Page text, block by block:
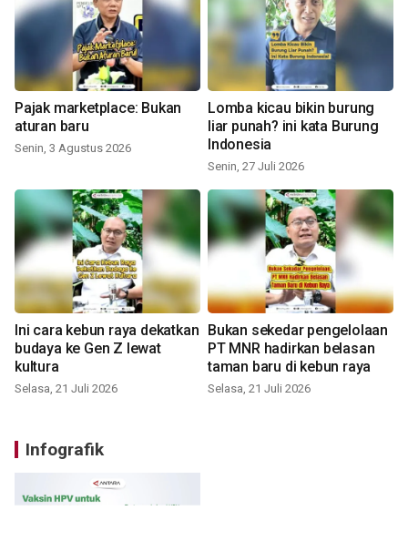
Pajak marketplace: Bukan
aturan baru
Senin, 3 Agustus 2026
Lomba kicau bikin burung
liar punah? ini kata Burung
Indonesia
Senin, 27 Juli 2026
Ini cara kebun raya dekatkan
budaya ke Gen Z lewat
kultura
Selasa, 21 Juli 2026
Bukan sekedar pengelolaan
PT MNR hadirkan belasan
taman baru di kebun raya
Selasa, 21 Juli 2026
Infografik